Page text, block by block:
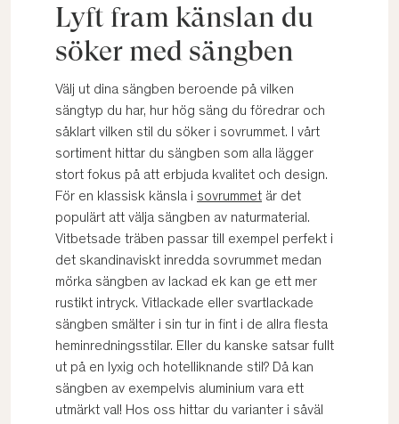
Lyft fram känslan du
söker med sängben
Välj ut dina sängben beroende på vilken
sängtyp du har, hur hög säng du föredrar och
såklart vilken stil du söker i sovrummet. I vårt
sortiment hittar du sängben som alla lägger
stort fokus på att erbjuda kvalitet och design.
För en klassisk känsla i sovrummet är det
populärt att välja sängben av naturmaterial.
Vitbetsade träben passar till exempel perfekt i
det skandinaviskt inredda sovrummet medan
mörka sängben av lackad ek kan ge ett mer
rustikt intryck. Vitlackade eller svartlackade
sängben smälter i sin tur in fint i de allra flesta
heminredningsstilar. Eller du kanske satsar fullt
ut på en lyxig och hotelliknande stil? Då kan
sängben av exempelvis aluminium vara ett
utmärkt val! Hos oss hittar du varianter i såväl